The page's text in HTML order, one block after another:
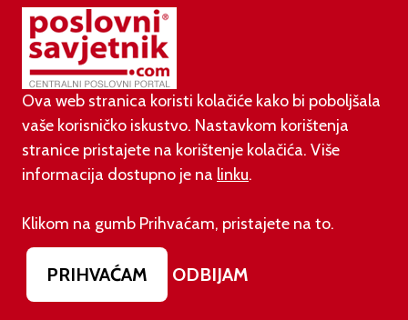
01.08.2026.
Novi zakon o najmu bolje štiti najmoprimce, ali i
najmodavce
PODUZETNIŠTVO
01.08.2026.
višegodišnje partnerstvo
Ova web stranica koristi kolačiće kako bi poboljšala
vaše korisničko iskustvo. Nastavkom korištenja
stranice pristajete na korištenje kolačića. Više
informacija dostupno je na linku.
Klikom na gumb Prihvaćam, pristajete na to.
PRIHVAĆAM ODBIJAM